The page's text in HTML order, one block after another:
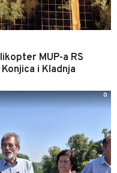
MUP-a RS
i Kladnja
0